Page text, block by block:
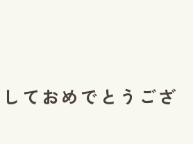
ておめでとうござ